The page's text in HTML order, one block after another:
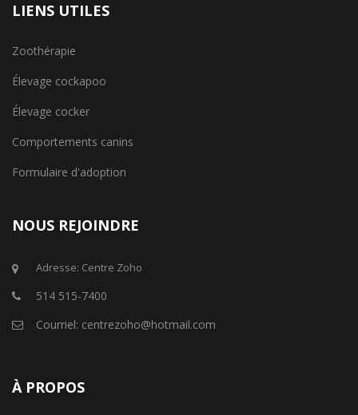
LIENS UTILES
Zoothérapie
Élevage cockapoo
Élevage cocker
Comportements canins
Formulaire d'adoption
NOUS REJOINDRE
Adresse: Centre Zoho
514 515-7400
Courriel: centrezoho@hotmail.com
À PROPOS